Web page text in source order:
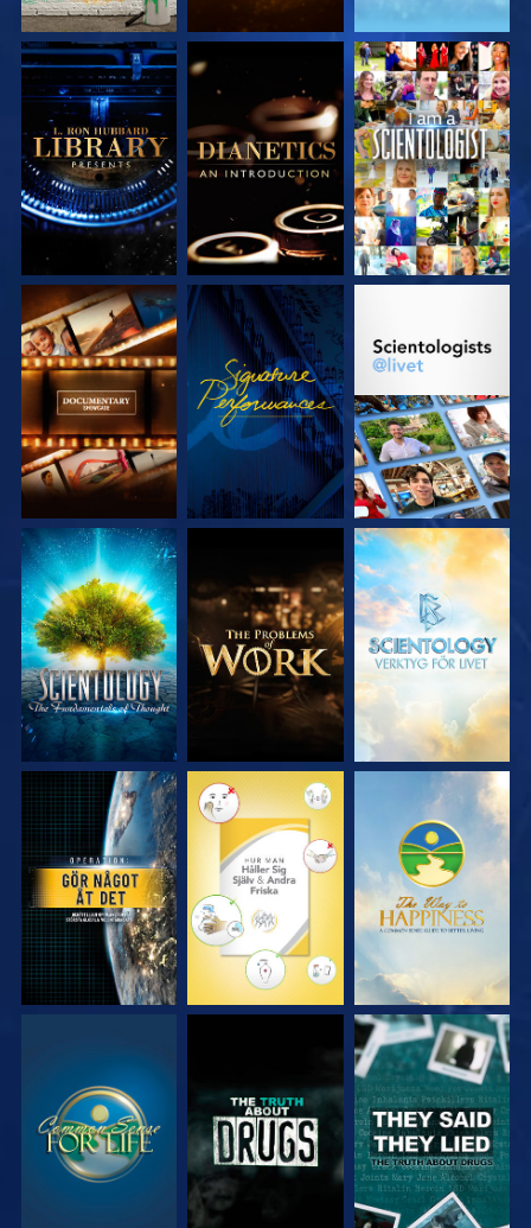
UTFORSKA
SERIEN
UTFORSKA
SERIEN
TITTA
UTFORSKA
SERIEN
TITTA
UTFORSKA
UTFORSKA
SERIEN
UTFORSKA
SERIEN
UTFORSKA
SERIEN
TITTA TITTA TITTA
TITTA TITTA TITTA